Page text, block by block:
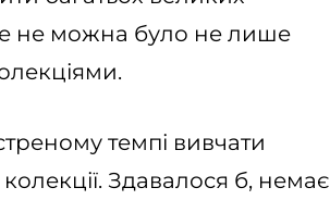
не можна було не лише
темпі вивчати
Здавалося б, немає